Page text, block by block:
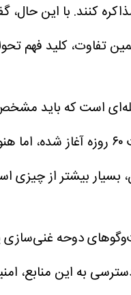
ظرف ۶۰ روز درباره یک توافق
تفاوت، کلید فهم
است که باید
اکنون نیز ایران و آمریکا دقیقاً در
بیشتر از چیزی
دوحه غنی‌سازی
به این منابع،